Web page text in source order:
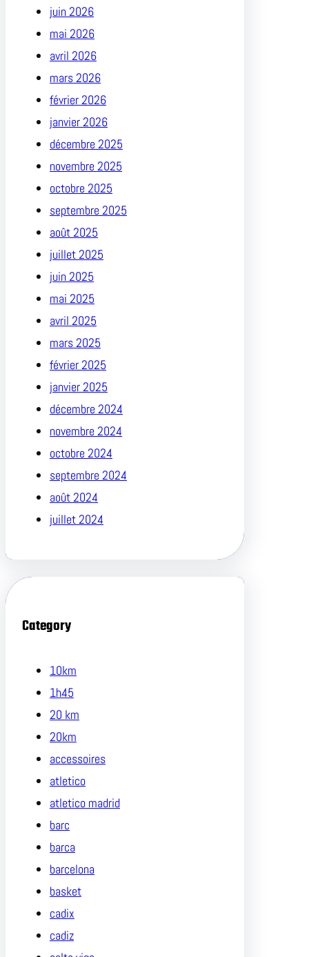
juin 2026
mai 2026
avril 2026
mars 2026
février 2026
janvier 2026
décembre 2025
novembre 2025
octobre 2025
septembre 2025
août 2025
juillet 2025
juin 2025
mai 2025
avril 2025
mars 2025
février 2025
janvier 2025
décembre 2024
novembre 2024
octobre 2024
septembre 2024
août 2024
juillet 2024
Category
10km
1h45
20 km
20km
accessoires
atletico
atletico madrid
barc
barca
barcelona
basket
cadix
cadiz